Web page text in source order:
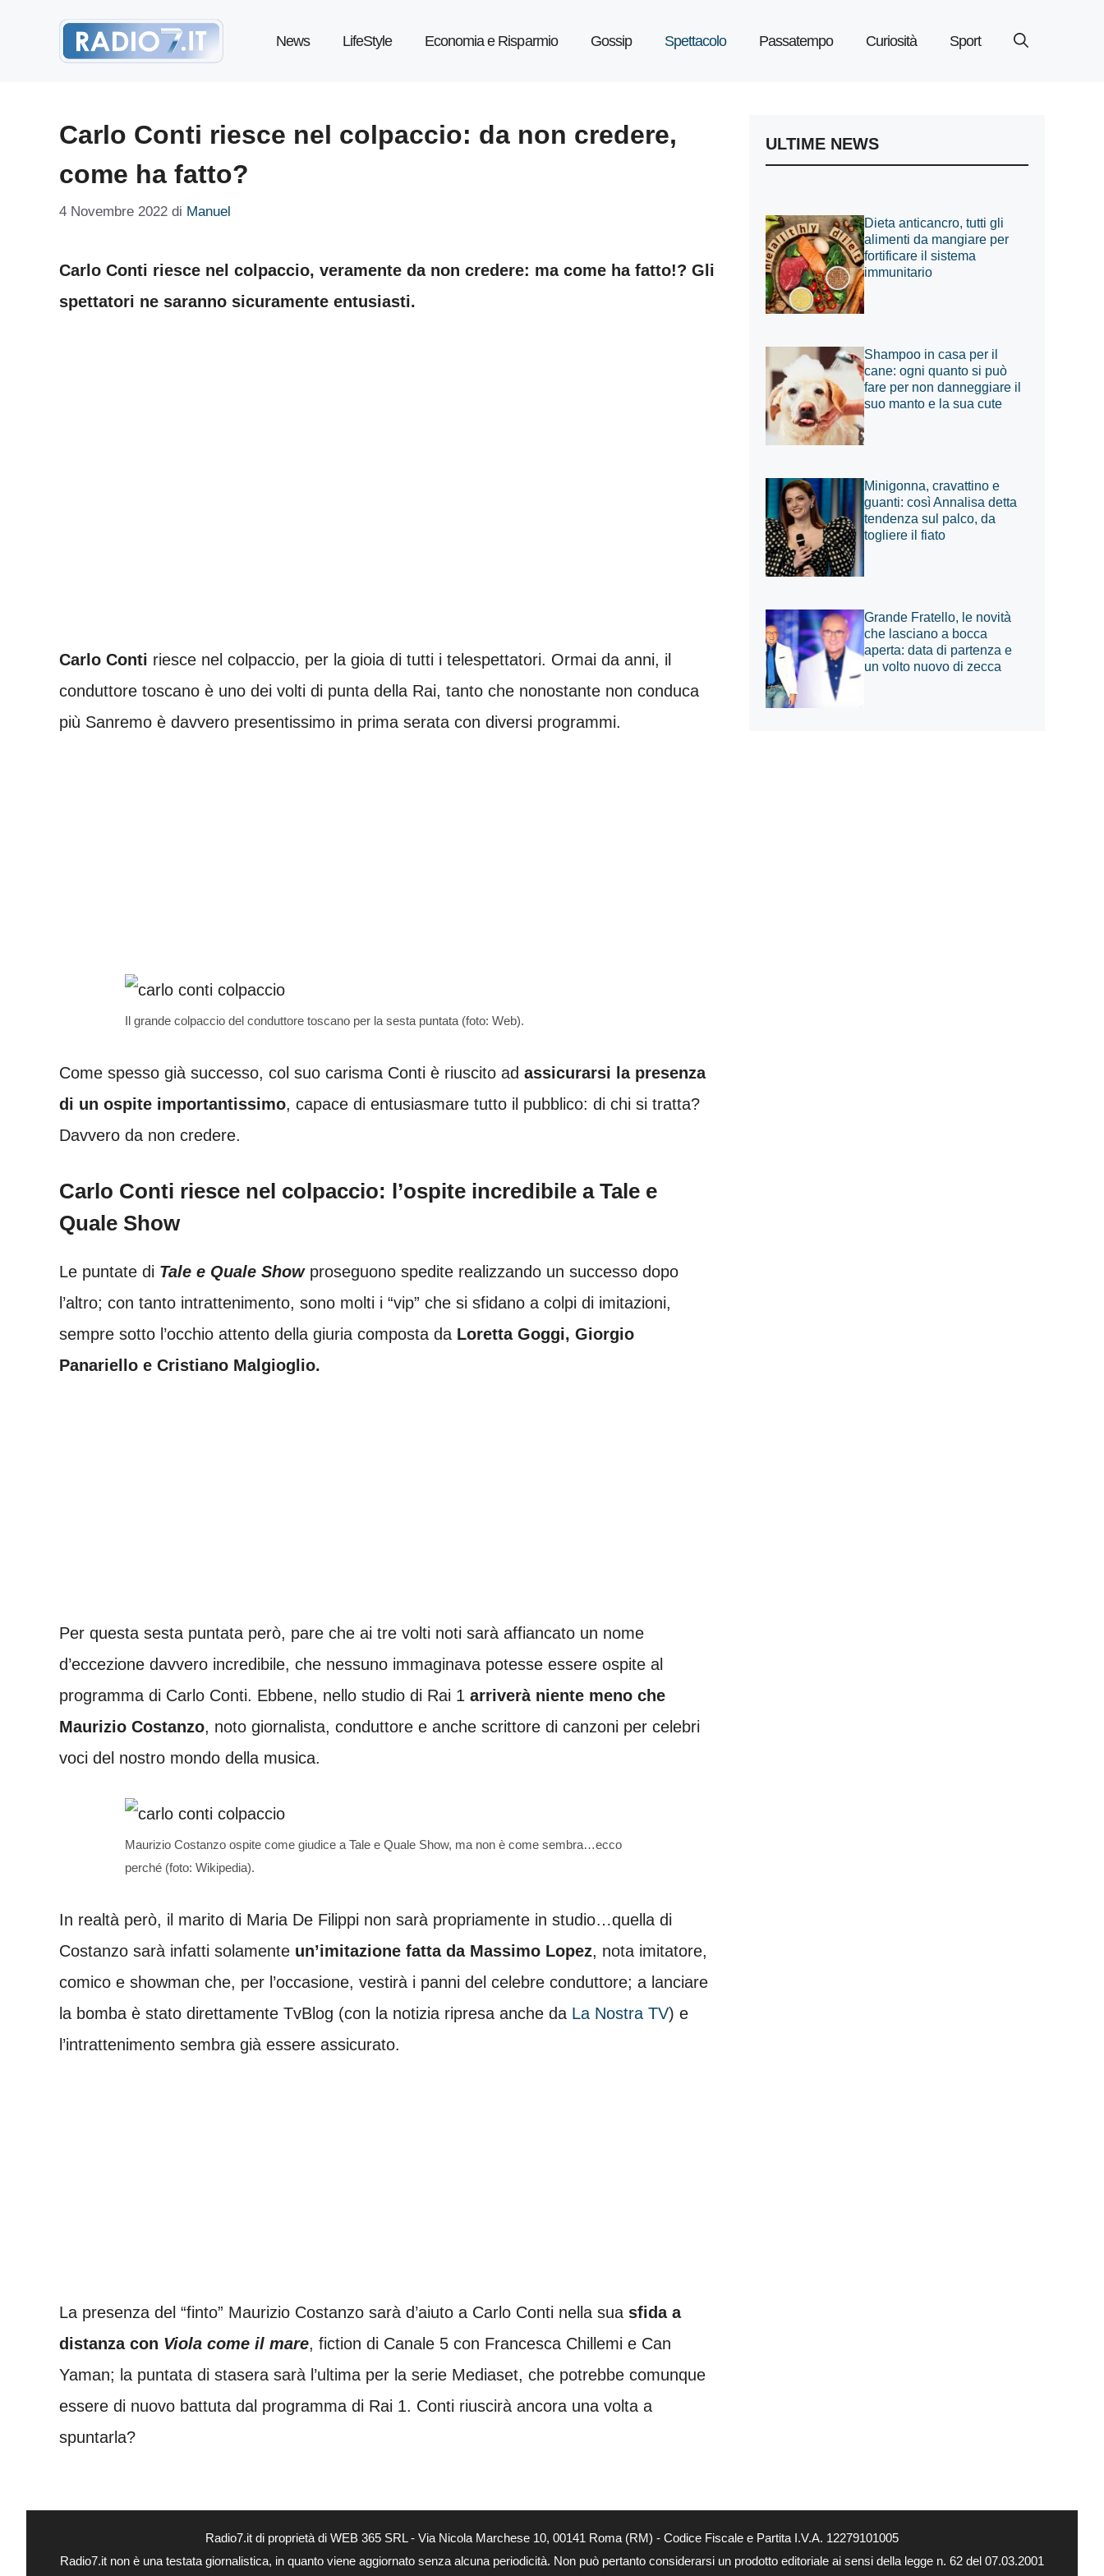
News LifeStyle Economia e Risparmio Gossip Spettacolo Passatempo Curiosità Sport
Carlo Conti riesce nel colpaccio: da non credere,
come ha fatto?
4 Novembre 2022 di Manuel
Carlo Conti riesce nel colpaccio, veramente da non credere: ma come ha fatto!? Gli
spettatori ne saranno sicuramente entusiasti.
Carlo Conti riesce nel colpaccio, per la gioia di tutti i telespettatori. Ormai da anni, il
conduttore toscano è uno dei volti di punta della Rai, tanto che nonostante non conduca
più Sanremo è davvero presentissimo in prima serata con diversi programmi.
Il grande colpaccio del conduttore toscano per la sesta puntata (foto: Web).
Come spesso già successo, col suo carisma Conti è riuscito ad assicurarsi la presenza
di un ospite importantissimo, capace di entusiasmare tutto il pubblico: di chi si tratta?
Davvero da non credere.
Carlo Conti riesce nel colpaccio: l’ospite incredibile a Tale e
Quale Show
Le puntate di Tale e Quale Show proseguono spedite realizzando un successo dopo
l’altro; con tanto intrattenimento, sono molti i “vip” che si sfidano a colpi di imitazioni,
sempre sotto l’occhio attento della giuria composta da Loretta Goggi, Giorgio
Panariello e Cristiano Malgioglio.
Per questa sesta puntata però, pare che ai tre volti noti sarà affiancato un nome
d’eccezione davvero incredibile, che nessuno immaginava potesse essere ospite al
programma di Carlo Conti. Ebbene, nello studio di Rai 1 arriverà niente meno che
Maurizio Costanzo, noto giornalista, conduttore e anche scrittore di canzoni per celebri
voci del nostro mondo della musica.
Maurizio Costanzo ospite come giudice a Tale e Quale Show, ma non è come sembra…ecco
perché (foto: Wikipedia).
In realtà però, il marito di Maria De Filippi non sarà propriamente in studio…quella di
Costanzo sarà infatti solamente un’imitazione fatta da Massimo Lopez, nota imitatore,
comico e showman che, per l’occasione, vestirà i panni del celebre conduttore; a lanciare
la bomba è stato direttamente TvBlog (con la notizia ripresa anche da La Nostra TV) e
l’intrattenimento sembra già essere assicurato.
La presenza del “finto” Maurizio Costanzo sarà d’aiuto a Carlo Conti nella sua sfida a
distanza con Viola come il mare, fiction di Canale 5 con Francesca Chillemi e Can
Yaman; la puntata di stasera sarà l’ultima per la serie Mediaset, che potrebbe comunque
essere di nuovo battuta dal programma di Rai 1. Conti riuscirà ancora una volta a
spuntarla?
ULTIME NEWS
Dieta anticancro, tutti gli
alimenti da mangiare per
fortificare il sistema
immunitario
Shampoo in casa per il
cane: ogni quanto si può
fare per non danneggiare il
suo manto e la sua cute
Minigonna, cravattino e
guanti: così Annalisa detta
tendenza sul palco, da
togliere il fiato
Grande Fratello, le novità
che lasciano a bocca
aperta: data di partenza e
un volto nuovo di zecca
Radio7.it di proprietà di WEB 365 SRL - Via Nicola Marchese 10, 00141 Roma (RM) - Codice Fiscale e Partita I.V.A. 12279101005
Radio7.it non è una testata giornalistica, in quanto viene aggiornato senza alcuna periodicità. Non può pertanto considerarsi un prodotto editoriale ai sensi della legge n. 62 del 07.03.2001